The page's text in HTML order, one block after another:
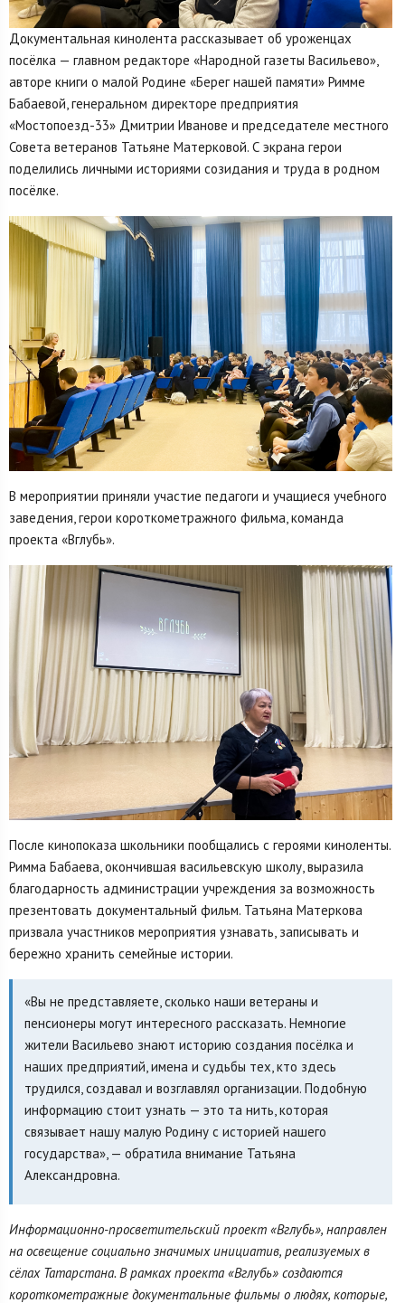
Документальная кинолента рассказывает об уроженцах
посёлка — главном редакторе «Народной газеты Васильево»,
авторе книги о малой Родине «Берег нашей памяти» Римме
Бабаевой, генеральном директоре предприятия
«Мостопоезд-33» Дмитрии Иванове и председателе местного
Совета ветеранов Татьяне Матерковой. С экрана герои
поделились личными историями созидания и труда в родном
посёлке.
В мероприятии приняли участие педагоги и учащиеся учебного
заведения, герои короткометражного фильма, команда
проекта «Вглубь».
После кинопоказа школьники пообщались с героями киноленты.
Римма Бабаева, окончившая васильевскую школу, выразила
благодарность администрации учреждения за возможность
презентовать документальный фильм. Татьяна Матеркова
призвала участников мероприятия узнавать, записывать и
бережно хранить семейные истории.
«Вы не представляете, сколько наши ветераны и
пенсионеры могут интересного рассказать. Немногие
жители Васильево знают историю создания посёлка и
наших предприятий, имена и судьбы тех, кто здесь
трудился, создавал и возглавлял организации. Подобную
информацию стоит узнать — это та нить, которая
связывает нашу малую Родину с историей нашего
государства», — обратила внимание Татьяна
Александровна.
Информационно-просветительский проект «Вглубь», направлен
на освещение социально значимых инициатив, реализуемых в
сёлах Татарстана. В рамках проекта «Вглубь» создаются
короткометражные документальные фильмы о людях, которые,